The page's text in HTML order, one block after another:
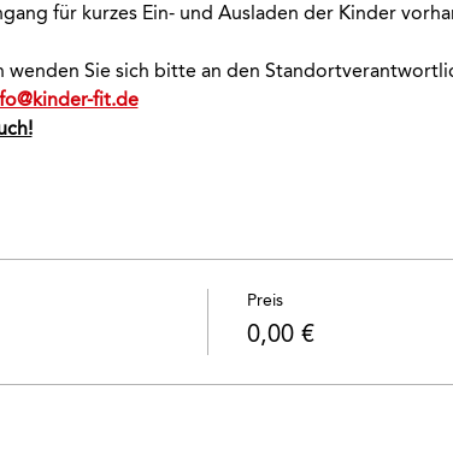
für kurzes Ein- und Ausladen der Kinder
Sie sich bitte an den
fit.de
Preis
0,00 €